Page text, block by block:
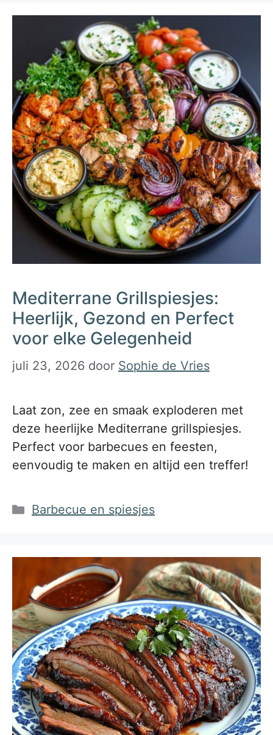
Mediterrane Grillspiesjes:
Heerlijk, Gezond en Perfect
voor elke Gelegenheid
juli 23, 2026 door Sophie de Vries
Laat zon, zee en smaak exploderen met
deze heerlijke Mediterrane grillspiesjes.
Perfect voor barbecues en feesten,
eenvoudig te maken en altijd een treffer!
Categorieën
Barbecue en spiesjes